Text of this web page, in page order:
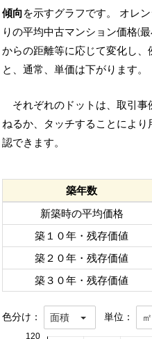
傾向を示すグラフです。 オレ
りの平均中古マンション価格(
からの距離等に応じて変化し
と、通常、単価は下がります。
それぞれのドットは、取引
ねるか、タッチすることによ
認できます。
築年数
新築時の平均価格
築１０年・残存価値
築２０年・残存価値
築３０年・残存価値
色分け： 面積 単位： ㎡
120